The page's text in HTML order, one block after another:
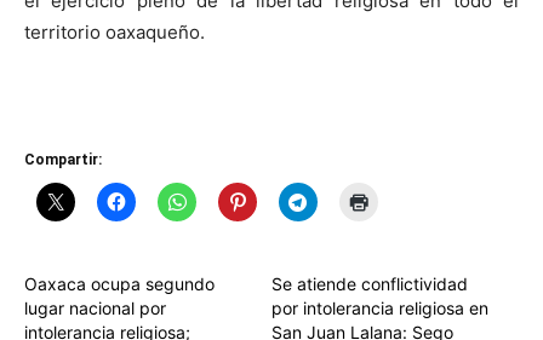
territorio oaxaqueño.
Compartir:
Oaxaca ocupa segundo
lugar nacional por
intolerancia religiosa;
Se atiende conflictividad
por intolerancia religiosa en
San Juan Lalana: Sego